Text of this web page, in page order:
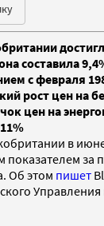
составила
с февраля
рост цен на
цен на
в
за
Об этом пишет